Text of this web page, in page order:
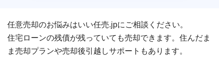
任意売却のお悩みはいい任売.jpにご相談ください。
住宅ローンの残債が残っていても売却できます。住んだま
ま売却プランや売却後引越しサポートもあります。